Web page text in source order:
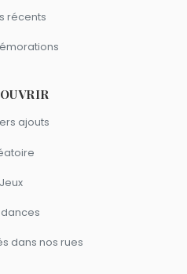
récents
ajouts
Jeux
dans nos rues